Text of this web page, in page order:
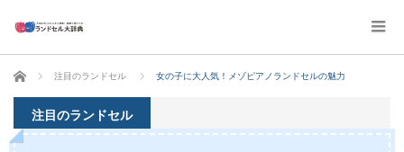
ホーム 注目のランドセル 女の子に大人気！メゾピアノランドセルの魅力
注目のランドセル